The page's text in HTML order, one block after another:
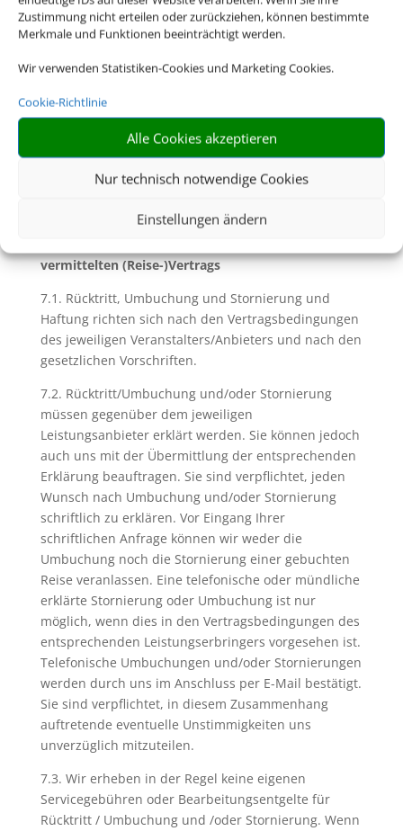
Zustimmung nicht erteilen oder zurückziehen, können bestimmte
Merkmale und Funktionen beeinträchtigt werden.
Wir verwenden Statistiken-Cookies und Marketing Cookies.
Cookie-Richtlinie
Alle Cookies akzeptieren
Nur technisch notwendige Cookies
Einstellungen ändern
Visumserfordernisse sowie der
gesundheitspolizeilichen Formalitäten und aller
gesetzlichen Vorschriften die Reisenden selbst
verantwortlich. Dazu gehört insbesondere die
rechtzeitige Beantragung von Visa für das
Bestimmungsland. Für eine etwaige Verletzung
solcher Vorschriften und deren Folgen haften wir
vermittelten (Reise-)Vertrags
7.1. Rücktritt, Umbuchung und Stornierung und
Haftung richten sich nach den Vertragsbedingungen
des jeweiligen Veranstalters/Anbieters und nach den
gesetzlichen Vorschriften.
7.2. Rücktritt/Umbuchung und/oder Stornierung
müssen gegenüber dem jeweiligen
Leistungsanbieter erklärt werden. Sie können jedoch
auch uns mit der Übermittlung der entsprechenden
Erklärung beauftragen. Sie sind verpflichtet, jeden
Wunsch nach Umbuchung und/oder Stornierung
schriftlich zu erklären. Vor Eingang Ihrer
schriftlichen Anfrage können wir weder die
Umbuchung noch die Stornierung einer gebuchten
Reise veranlassen. Eine telefonische oder mündliche
erklärte Stornierung oder Umbuchung ist nur
möglich, wenn dies in den Vertragsbedingungen des
entsprechenden Leistungserbringers vorgesehen ist.
Telefonische Umbuchungen und/oder Stornierungen
werden durch uns im Anschluss per E-Mail bestätigt.
Sie sind verpflichtet, in diesem Zusammenhang
auftretende eventuelle Unstimmigkeiten uns
unverzüglich mitzuteilen.
7.3. Wir erheben in der Regel keine eigenen
Servicegebühren oder Bearbeitungsentgelte für
Rücktritt / Umbuchung und /oder Stornierung. Wenn